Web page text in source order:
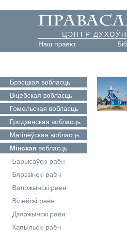
ЦЭНТР
Наш праект
Брэсцкая вобласць
Віцебская вобласць
Гомельская вобласць
Гродзенская вобласць
Магілёўская вобласць
Мінская вобласць
Барысаўскі раён
Бярэзінскі раён
Валожынскі раён
Вілейскі раён
Дзяржынскі раён
Капыльскі раён